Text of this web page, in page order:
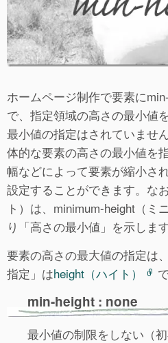
ホームページ制作で要素に
で、指定領域の高さの最小値
最小値の指定はされていませ
体的な要素の高さの最小値を
幅などによって要素が縮小さ
設定することができます。な
ト）は、minimum-height（ミ
り「高さの最小値」を示します
要素の高さの最大値の指定は、
指定」はheight（ハイト）
min-height : none
最小値の制限をしない（初